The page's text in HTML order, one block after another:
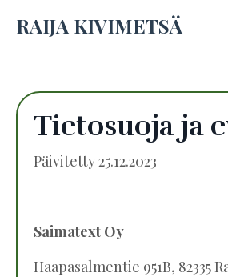
RAIJA KIVIMETSÄ
Tietosuoja ja
Päivitetty 25.12.2023
Saimatext Oy
Haapasalmentie 951B, 82335